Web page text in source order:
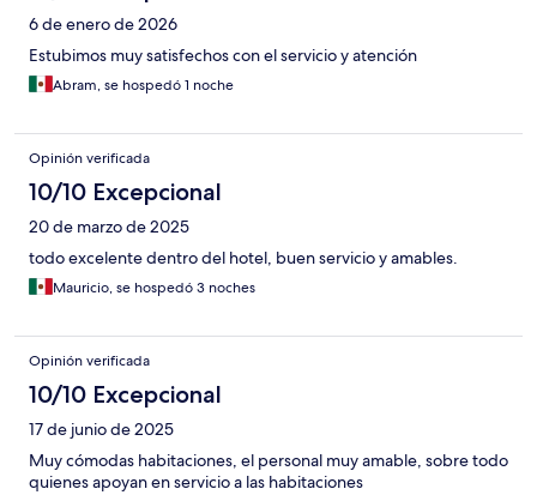
6 de enero de 2026
Estubimos muy satisfechos con el servicio y atención
Abram, se hospedó 1 noche
Opinión verificada
10/10 Excepcional
20 de marzo de 2025
todo excelente dentro del hotel, buen servicio y amables.
Mauricio, se hospedó 3 noches
Opinión verificada
10/10 Excepcional
17 de junio de 2025
Muy cómodas habitaciones, el personal muy amable, sobre todo
quienes apoyan en servicio a las habitaciones